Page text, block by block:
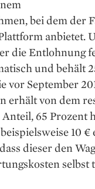
bei dem der
anbietet.
die Entlohnung
und behält
vor September
erhält von dem
65 Prozent
10 €
dieser den
selbst